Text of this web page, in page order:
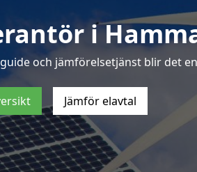
i
och jämförelsetjänst blir det
Jämför elavtal